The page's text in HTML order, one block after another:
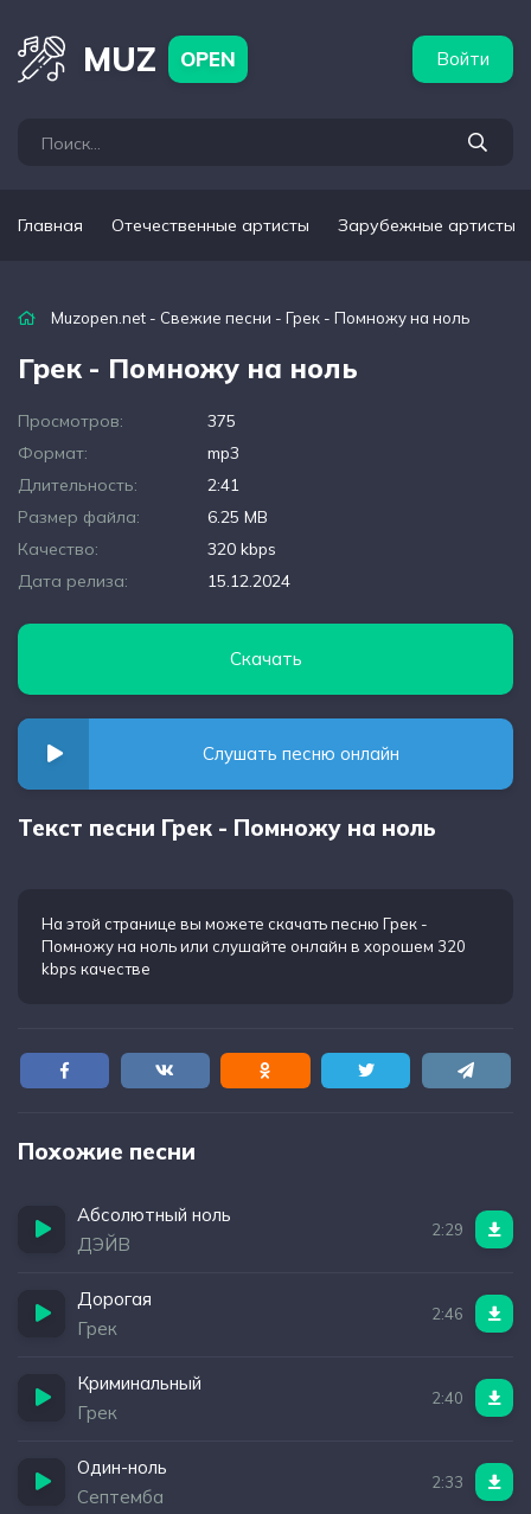
MUZ OPEN Войти
Главная Отечественные артисты Зарубежные артисты
Muzopen.net - Свежие песни - Грек - Помножу на ноль
Грек - Помножу на ноль
Просмотров:
375
Формат:
mp3
Длительность:
2:41
Размер файла:
6.25 MB
Качество:
320 kbps
Дата релиза:
15.12.2024
Скачать
Слушать песню онлайн
Текст песни Грек - Помножу на ноль
На этой странице вы можете скачать песню Грек -
Помножу на нольили слушайте онлайн в хорошем 320
kbps качестве
Похожие песни
Абсолютный ноль
ДЭЙВ
2:29
Дорогая
Грек
2:46
Криминальный
Грек
2:40
Один-ноль
Септемба
2:33
артисты Популярные подборки